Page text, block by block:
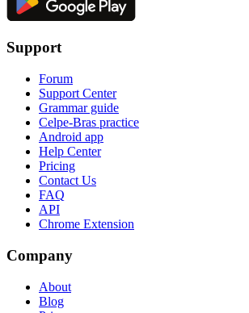
Support
Forum
Support Center
Grammar guide
Celpe-Bras practice
Android app
Help Center
Pricing
Contact Us
FAQ
API
Chrome Extension
Company
About
Blog